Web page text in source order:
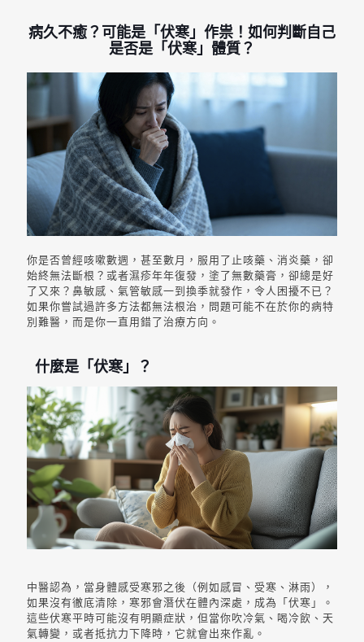
病久不癒？可能是「伏寒」作祟！如何判斷自己
是否是「伏寒」體質？
你是否曾經咳嗽數週，甚至數月，服用了止咳藥、消炎藥，卻
始終無法斷根？或者濕疹年年復發，塗了無數藥膏，卻總是好
了又來？鼻敏感、氣管敏感一到換季就發作，令人困擾不已？
如果你嘗試過許多方法都無法根治，問題可能不在於你的病特
別難醫，而是你一直用錯了治療方向。
什麼是「伏寒」？
中醫認為，當身體感受寒邪之後（例如感冒、受寒、淋雨），
如果沒有徹底清除，寒邪會潛伏在體內深處，成為「伏寒」。
這些伏寒平時可能沒有明顯症狀，但當你吹冷氣、喝冷飲、天
氣轉變，或者抵抗力下降時，它就會出來作亂。